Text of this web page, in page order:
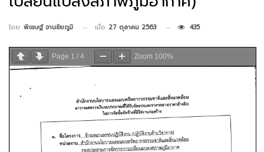
โดย พิเชษฐ์ จานชัยภูมิ เมื่อ 27 ตุลาคม 2563 435
Page 1 / 4 Zoom 100%